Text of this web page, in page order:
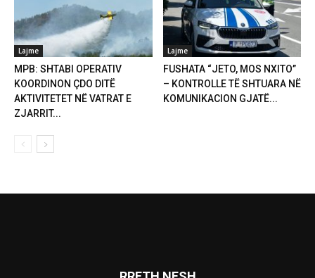
Lajme
MPB: SHTABI OPERATIV
KOORDINON ÇDO DITË
AKTIVITETET NË VATRAT E
ZJARRIT...
Lajme
FUSHATA “JETO, MOS NXITO”
– KONTROLLE TË SHTUARA NË
KOMUNIKACION GJATË...